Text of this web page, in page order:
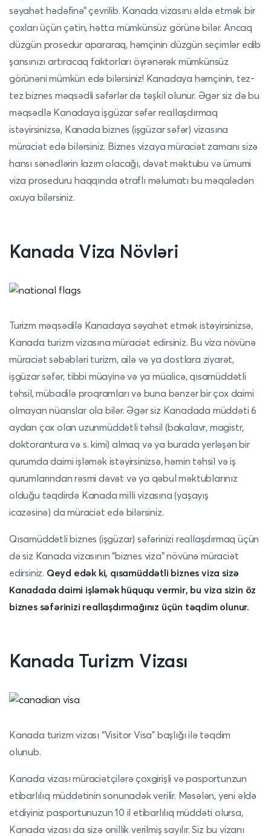
səyahət hədəfinə” çevrilib. Kanada vizasını əldə etmək bir
çoxları üçün çətin, hətta mümkünsüz görünə bilər. Ancaq
düzgün prosedur apararaq, həmçinin düzgün seçimlər edib
şansınızı artıracaq faktorları öyrənərək mümkünsüz
görünəni mümkün edə bilərsiniz! Kanadaya həmçinin, tez-
tez biznes məqsədli səfərlər də təşkil olunur. Əgər siz də bu
məqsədlə Kanadaya işgüzar səfər reallaşdırmaq
istəyirsinizsə, Kanada biznes (işgüzar səfər) vizasına
müraciət edə bilərsiniz. Biznes vizaya müraciət zamanı sizə
hansı sənədlərin lazım olacağı, dəvət məktubu və ümumi
viza proseduru haqqında ətraflı məlumatı bu məqalədən
oxuya bilərsiniz.
Kanada Viza Növləri
Turizm məqsədilə Kanadaya səyahət etmək istəyirsinizsə,
Kanada turizm vizasına müraciət edirsiniz. Bu viza növünə
müraciət səbəbləri turizm, ailə və ya dostlara ziyarət,
işgüzar səfər, tibbi müayinə və ya müalicə, qısamüddətli
təhsil, mübadilə proqramları və buna bənzər bir çox daimi
olmayan nüanslar ola bilər. Əgər siz Kanadada müddəti 6
aydan çox olan uzunmüddətli təhsil (bakalavr, magistr,
doktorantura və s. kimi) almaq və ya burada yerləşən bir
qurumda daimi işləmək istəyirsinizsə, həmin təhsil və iş
qurumlarından rəsmi dəvət və ya qəbul məktublarınız
olduğu təqdirdə Kanada milli vizasına (yaşayış
icazəsinə) da müraciət edə bilərsiniz.
Qısamüddətli biznes (işgüzar) səfərinizi reallaşdırmaq üçün
də siz Kanada vizasının “biznes viza” növünə müraciət
edirsiniz. Qeyd edək ki, qısamüddətli biznes viza sizə
Kanadada daimi işləmək hüququ vermir, bu viza sizin öz
biznes səfərinizi reallaşdırmağınız üçün təqdim olunur.
Kanada Turizm Vizası
Kanada turizm vizası “Visitor Visa” başlığı ilə təqdim
olunub.
Kanada vizası müraciətçilərə çoxgirişli və pasportunzun
etibarlılıq müddətinin sonunadək verilir. Məsələn, yeni əldə
etdiyiniz pasportunuzun 10 il etibarlılıq müddəti olursa,
Kanada vizası da sizə onillik verilmiş sayılır. Siz bu vizanı